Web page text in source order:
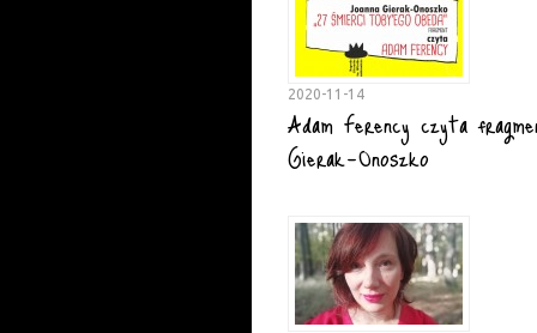
2020-11-14
Adam Ferency czyta
Gierak-Onoszko